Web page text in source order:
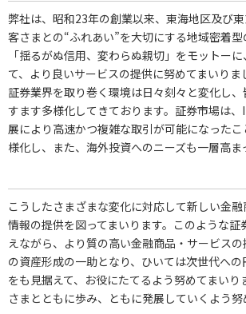
弊社は、昭和23年の創業以来、東海地区及び
客さまとの“ふれあい”を大切にする地域密着型
「揺るがぬ信用、変わらぬ親切」をモットー
て、より良いサービスの提供に努めてまいりま
証券業界を取り巻く環境は日々刻々と変化し
すます多様化してきております。証券市場は
展により高速かつ複雑な取引が可能になった
様化し、また、海外投資へのニーズも一層高ま
こうしたさまざまな変化に対応して新しい金
情報の提供を図ってまいります。このような証
えながら、より質の高い金融商品・サービス
の資産形成の一助となり、ひいては次世代へ
をも見据えて、お役にたてるよう努めてまいり
さまとともに歩み、ともに発展していくよう努